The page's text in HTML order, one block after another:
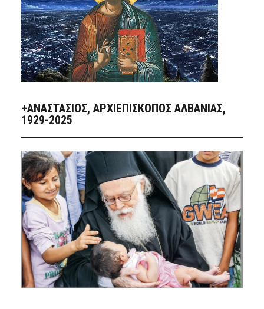
+ΑΝΑΣΤΆΣΙΟΣ, ΑΡΧΙΕΠΊΣΚΟΠΟΣ ΑΛΒΑΝΊΑΣ,
1929-2025